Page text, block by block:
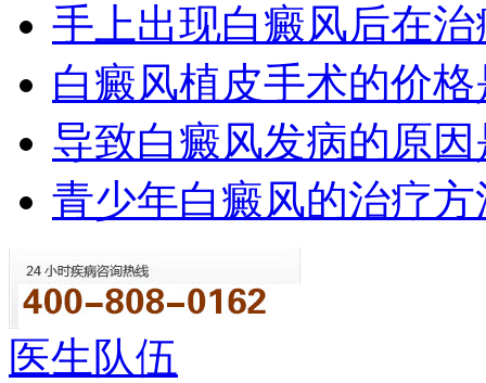
手上出现白癜风后在
白癜风植皮手术的价
导致白癜风发病的原
青少年白癜风的治疗
医生队伍